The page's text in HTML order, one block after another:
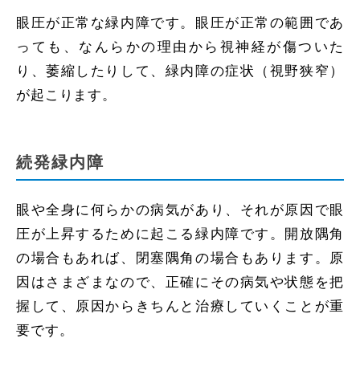
眼圧が正常な緑内障です。眼圧が正常の範囲であ
っても、なんらかの理由から視神経が傷ついた
り、萎縮したりして、緑内障の症状（視野狭窄）
が起こります。
続発緑内障
眼や全身に何らかの病気があり、それが原因で眼
圧が上昇するために起こる緑内障です。開放隅角
の場合もあれば、閉塞隅角の場合もあります。原
因はさまざまなので、正確にその病気や状態を把
握して、原因からきちんと治療していくことが重
要です。